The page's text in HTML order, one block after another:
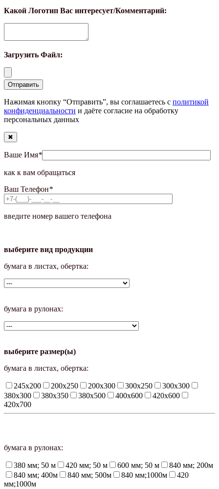
Какой Логотип Вас интересует/Комментарий:
Загрузить Файл:
Нажимая кнопку “Отправить”, вы соглашаетесь с политикой
конфиденциальности и даёте согласие на обработку
персональных данных
✖
Ваше Имя*
как к вам обращаться
Ваш Телефон*
введите номер вашего телефона
выберите вид продукции
бумага в листах, обертка:
бумага в рулонах:
выберите размер(ы)
бумага в листах, обертка:
245х200 200х250 200х300 300х250
300х300
380х300
380х350 380х500 400х600
420х600
420х700
бумага в рулонах:
380 мм; 50 м 420 мм; 50 м 600 мм; 50 м
840 мм; 200м
840 мм; 400м
840 мм; 500м 840 мм;1000м
420
мм;1000м